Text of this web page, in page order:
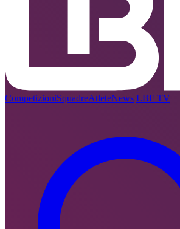
CompetizioniSquadreAtleteNews LBF TV